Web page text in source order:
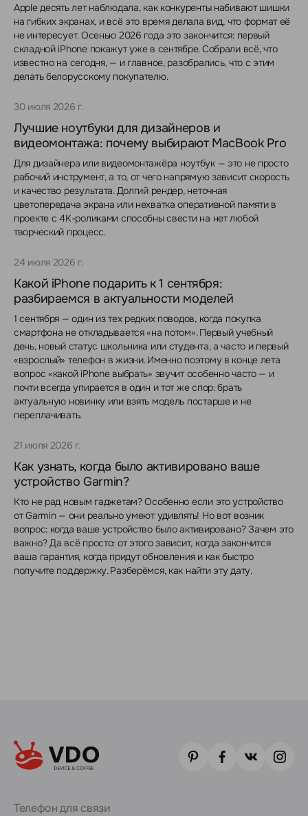
Apple десять лет наблюдала, как конкуренты набивают шишки
на гибких экранах, и всё это время делала вид, что формат её
не интересует. Осенью 2026 года это закончится: первый
складной iPhone покажут уже в сентябре. Собрали всё, что
известно на сегодня, — и главное, разобрались, что с этим
делать белорусскому покупателю.
30 июля 2026 г.
Лучшие ноутбуки для дизайнеров и
видеомонтажа: почему выбирают MacBook Pro
Для дизайнера или видеомонтажёра ноутбук — это не просто
рабочий инструмент, а то, от чего напрямую зависит скорость
и качество результата. Долгий рендер, неточная
цветопередача экрана или нехватка оперативной памяти в
проекте с 4K-роликами способны свести на нет любой
творческий процесс.
24 июля 2026 г.
Какой iPhone подарить к 1 сентября:
разбираемся в актуальности моделей
1 сентября — один из тех редких поводов, когда покупка
смартфона не откладывается «на потом». Первый учебный
день, новый статус школьника или студента, а часто и первый
«взрослый» телефон в жизни. Именно поэтому в конце лета
вопрос «какой iPhone выбрать» звучит особенно часто — и
почти всегда упирается в один и тот же спор: брать
актуальную новинку или взять модель постарше и не
переплачивать.
21 июля 2026 г.
Как узнать, когда было активировано ваше
устройство Garmin?
Кто не рад новым гаджетам? Особенно если это устройство
от Garmin — они реально умеют удивлять! Но вот возник
вопрос: когда ваше устройство было активировано? Зачем это
важно? Да всё просто: от этого зависит, когда закончится
ваша гарантия, когда придут обновления и как быстро
получите поддержку. Разберёмся, как найти эту дату.
Телефон для связи